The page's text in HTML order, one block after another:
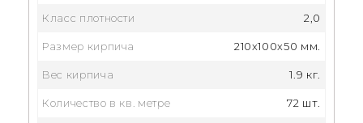
Класс плотности 2,0
Размер кирпича 210x100x50 мм.
Вес кирпича 1.9 кг.
Количество в кв. метре 72 шт.